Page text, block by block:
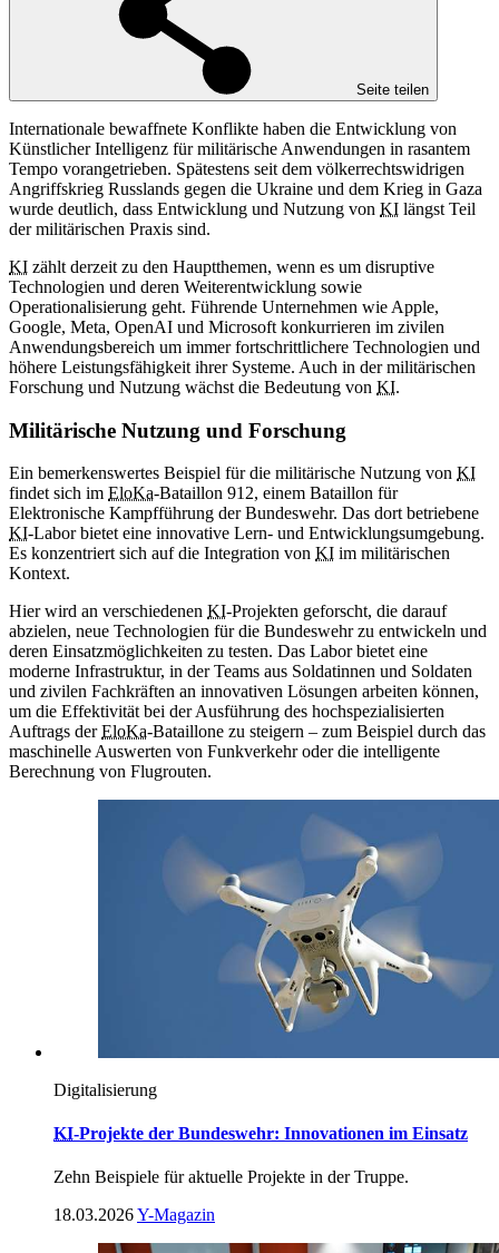
Seite teilen
Internationale bewaffnete Konflikte haben die Entwicklung von
Künstlicher Intelligenz für militärische Anwendungen in rasantem
Tempo vorangetrieben. Spätestens seit dem völkerrechtswidrigen
Angriffskrieg Russlands gegen die Ukraine und dem Krieg in Gaza
wurde deutlich, dass Entwicklung und Nutzung von KI längst Teil
der militärischen Praxis sind.
KI zählt derzeit zu den Hauptthemen, wenn es um disruptive
Technologien und deren Weiterentwicklung sowie
Operationalisierung geht. Führende Unternehmen wie Apple,
Google, Meta, OpenAI und Microsoft konkurrieren im zivilen
Anwendungsbereich um immer fortschrittlichere Technologien und
höhere Leistungsfähigkeit ihrer Systeme. Auch in der militärischen
Forschung und Nutzung wächst die Bedeutung von KI.
Militärische Nutzung und Forschung
Ein bemerkenswertes Beispiel für die militärische Nutzung von KI
findet sich im EloKa-Bataillon 912, einem Bataillon für
Elektronische Kampfführung der Bundeswehr. Das dort betriebene
KI-Labor bietet eine innovative Lern- und Entwicklungsumgebung.
Es konzentriert sich auf die Integration von KI im militärischen
Kontext.
Hier wird an verschiedenen KI-Projekten geforscht, die darauf
abzielen, neue Technologien für die Bundeswehr zu entwickeln und
deren Einsatzmöglichkeiten zu testen. Das Labor bietet eine
moderne Infrastruktur, in der Teams aus Soldatinnen und Soldaten
und zivilen Fachkräften an innovativen Lösungen arbeiten können,
um die Effektivität bei der Ausführung des hochspezialisierten
Auftrags derEloKa-Bataillone zu steigern – zum Beispiel durch das
maschinelle Auswerten von Funkverkehr oder die intelligente
Berechnung von Flugrouten.
Digitalisierung
KI-Projekte der Bundeswehr: Innovationen im Einsatz
Zehn Beispiele für aktuelle Projekte in der Truppe.
18.03.2026Y-Magazin